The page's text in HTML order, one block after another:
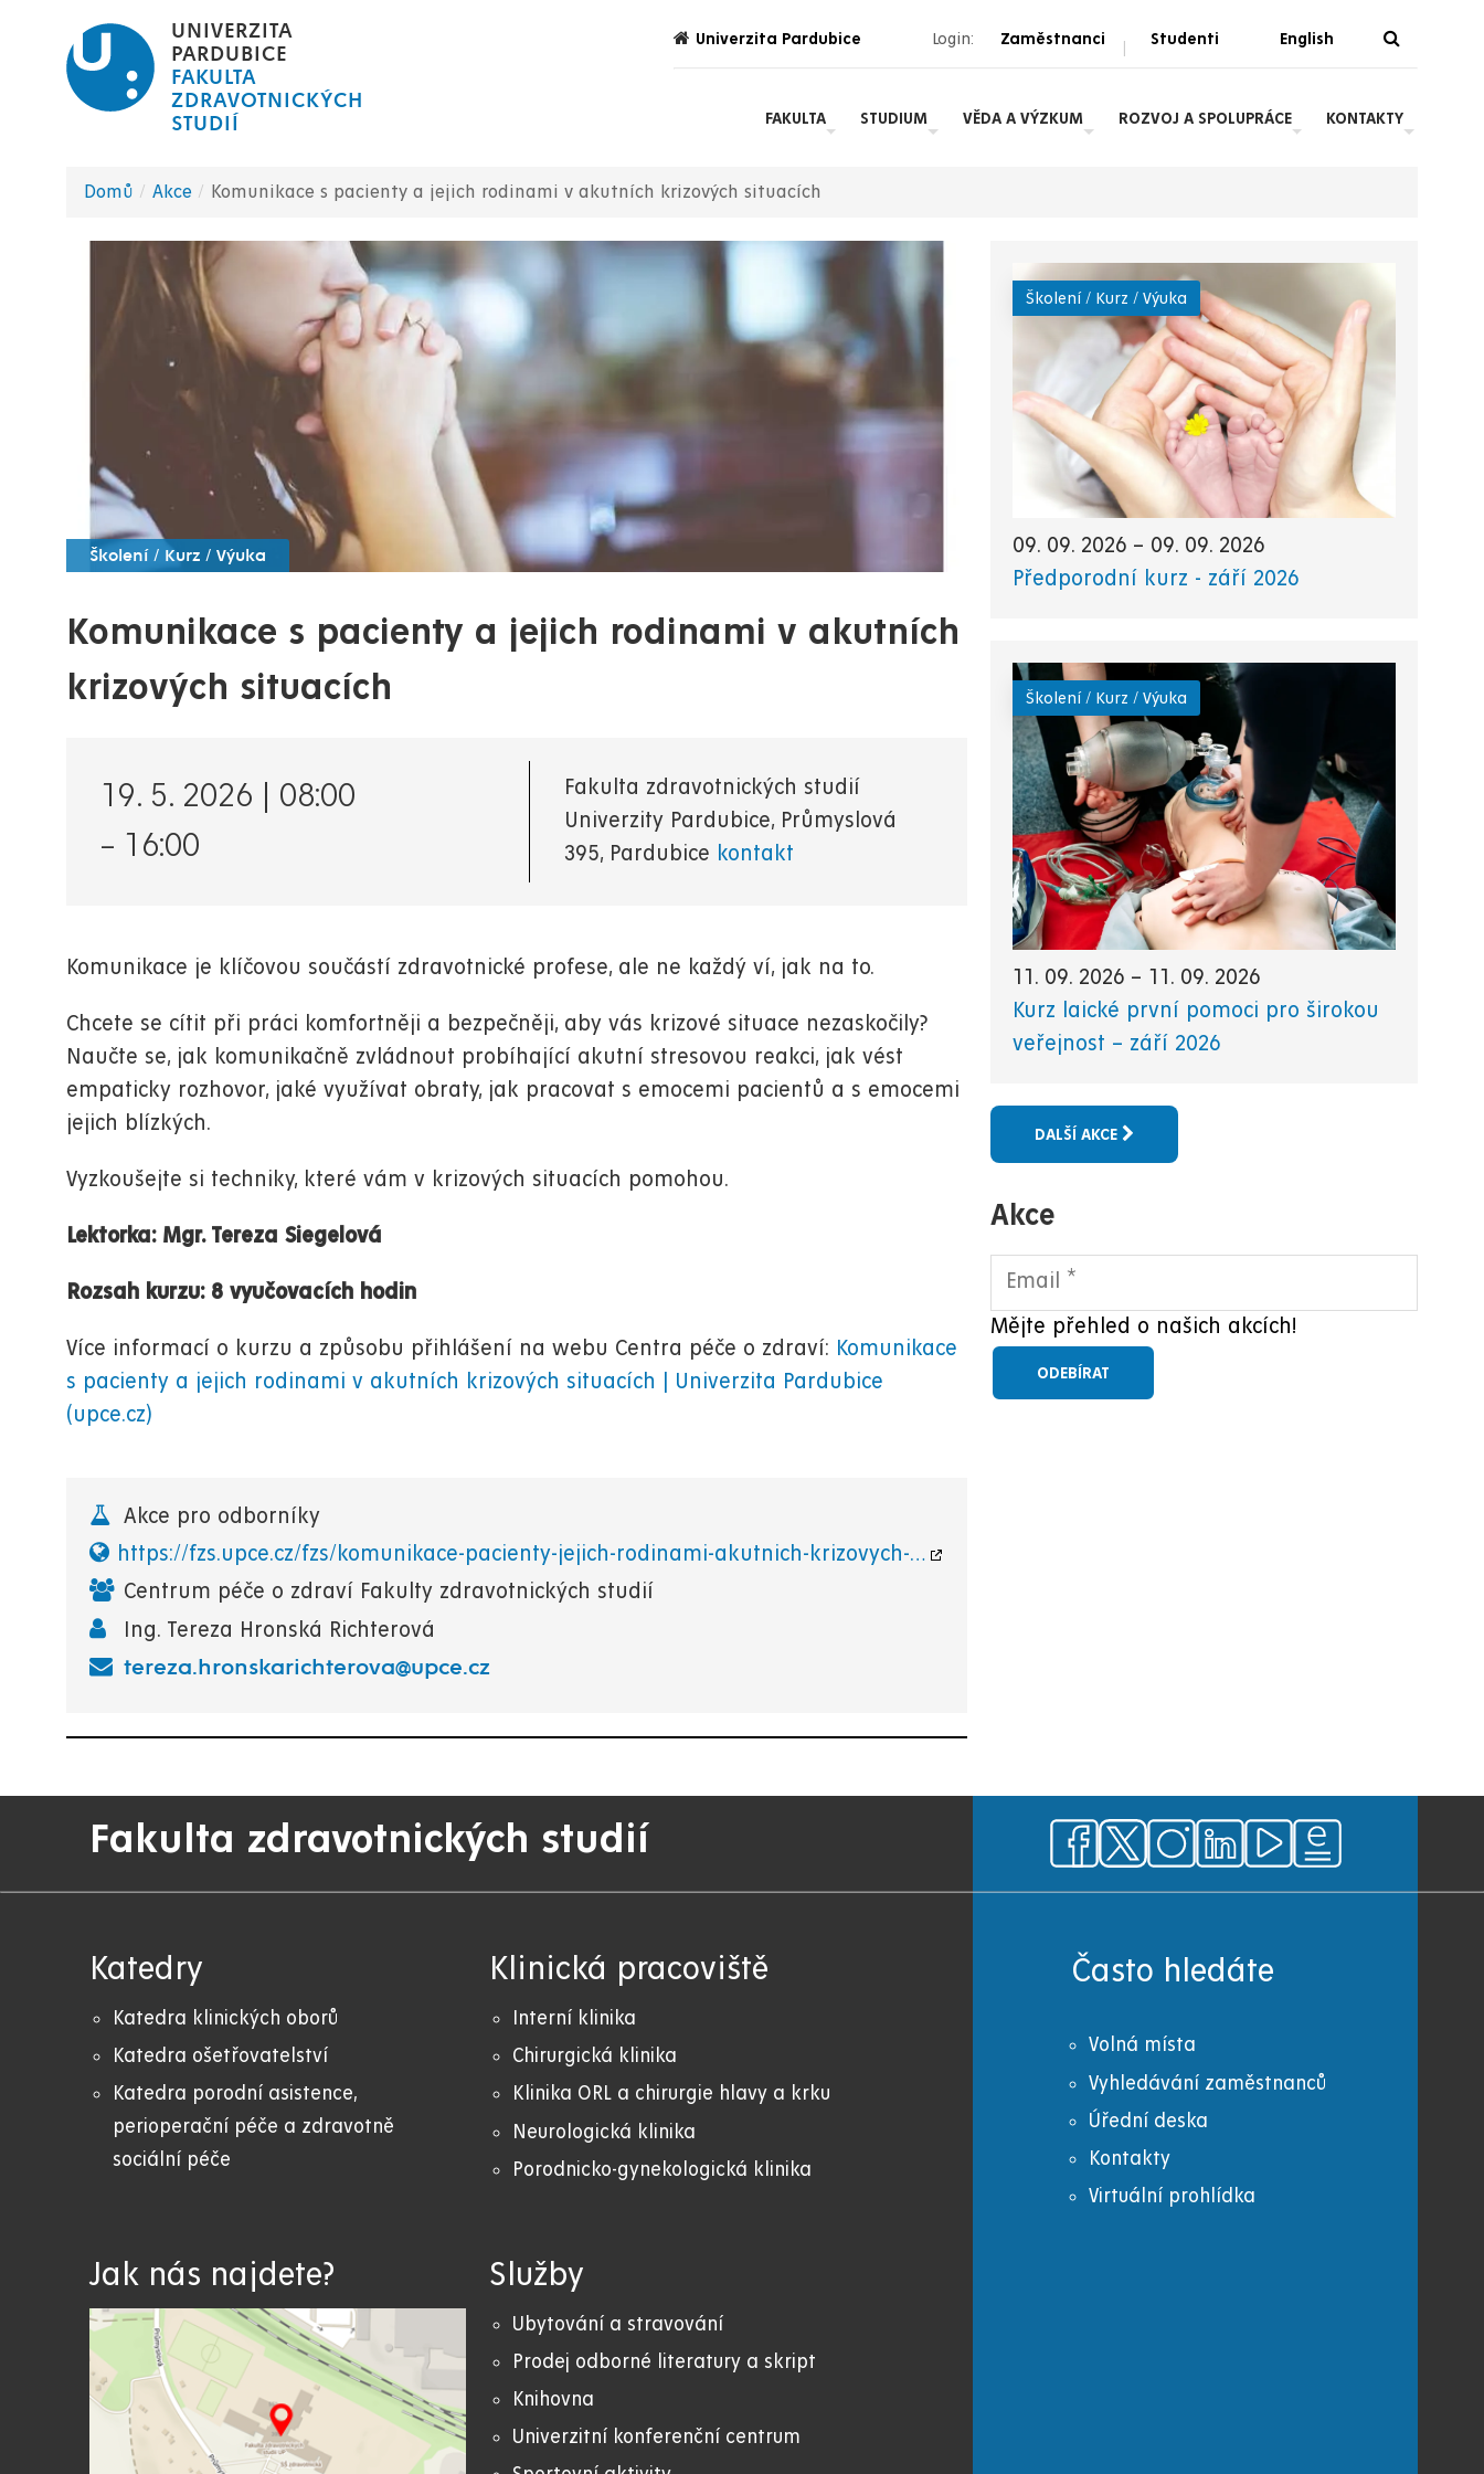
hlavnímu
UNIVERZITA
PARDUBICE
FAKULTA
ZDRAVOTNICKÝCH
STUDIÍ
Univerzita Pardubice Login: Zaměstnanci | Studenti English
FAKULTA STUDIUM VĚDA A VÝZKUM ROZVOJ A SPOLUPRÁCE KONTAKTY
navigace
Domů Akce Komunikace s pacienty a jejich rodinami v akutních krizových situacích
Školení / Kurz / Výuka
Komunikace s pacienty a jejich rodinami v akutních
krizových situacích
19. 5. 2026 | 08:00
– 16:00
Fakulta zdravotnických studií
Univerzity Pardubice, Průmyslová
395, Pardubice kontakt
Komunikace je klíčovou součástí zdravotnické profese, ale ne každý ví, jak na to.
Chcete se cítit při práci komfortněji a bezpečněji, aby vás krizové situace nezaskočily?
Naučte se, jak komunikačně zvládnout probíhající akutní stresovou reakci, jak vést
empaticky rozhovor, jaké využívat obraty, jak pracovat s emocemi pacientů a s emocemi
jejich blízkých.
Vyzkoušejte si techniky, které vám v krizových situacích pomohou.
Lektorka: Mgr. Tereza Siegelová
Rozsah kurzu: 8 vyučovacích hodin
Více informací o kurzu a způsobu přihlášení na webu Centra péče o zdraví: Komunikace
s pacienty a jejich rodinami v akutních krizových situacích | Univerzita Pardubice
(upce.cz)
Akce pro odborníky
https://fzs.upce.cz/fzs/komunikace-pacienty-jejich-rodinami-akutnich-krizovych-…
Centrum péče o zdraví Fakulty zdravotnických studií
Ing. Tereza Hronská Richterová
tereza.hronskarichterova@upce.cz
Školení / Kurz / Výuka
09. 09. 2026 – 09. 09. 2026
Předporodní kurz - září 2026
Školení / Kurz / Výuka
11. 09. 2026 – 11. 09. 2026
Kurz laické první pomoci pro širokou
veřejnost – září 2026
DALŠÍ AKCE
Akce
Mějte přehled o našich akcích!
Fakulta zdravotnických studií
Katedry
Katedra klinických oborů
Katedra ošetřovatelství
Katedra porodní asistence,
perioperační péče a zdravotně
sociální péče
Klinická pracoviště
Interní klinika
Chirurgická klinika
Klinika ORL a chirurgie hlavy a krku
Neurologická klinika
Porodnicko-gynekologická klinika
Jak nás najdete? Služby
Ubytování a stravování
Prodej odborné literatury a skript
Knihovna
Univerzitní konferenční centrum
Často hledáte
Volná místa
Vyhledávání zaměstnanců
Úřední deska
Kontakty
Virtuální prohlídka